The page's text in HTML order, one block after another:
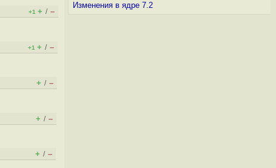
+1 + / –
+1 + / –
+ / –
+ / –
+ / –
Изменения в ядре 7.2